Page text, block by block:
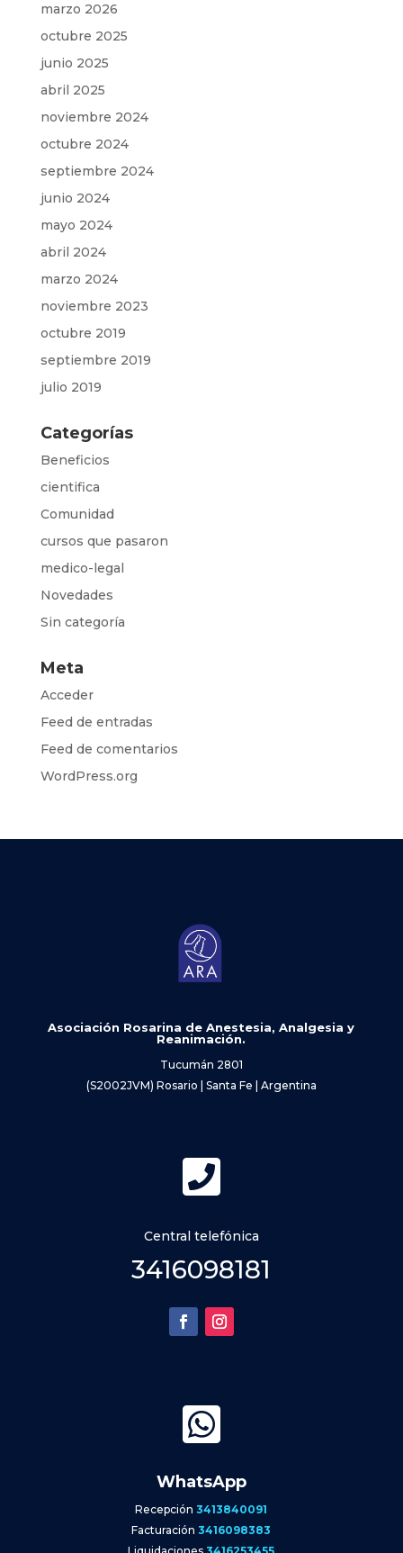
marzo 2026
octubre 2025
junio 2025
abril 2025
noviembre 2024
octubre 2024
septiembre 2024
junio 2024
mayo 2024
abril 2024
marzo 2024
noviembre 2023
octubre 2019
septiembre 2019
julio 2019
Categorías
Beneficios
cientifica
Comunidad
cursos que pasaron
medico-legal
Novedades
Sin categoría
Meta
Acceder
Feed de entradas
Feed de comentarios
WordPress.org
Asociación Rosarina de Anestesia, Analgesia y
Reanimación.
Tucumán 2801
(S2002JVM) Rosario | Santa Fe | Argentina

Central telefónica
3416098181

WhatsApp
Recepción3413840091
Facturación3416098383